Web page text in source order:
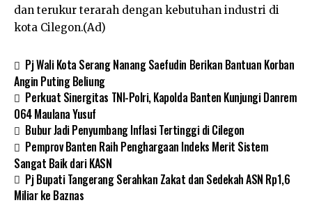
dan terukur terarah dengan kebutuhan industri di
kota Cilegon.(Ad)
Pj Wali Kota Serang Nanang Saefudin Berikan Bantuan Korban
Angin Puting Beliung
Perkuat Sinergitas TNI-Polri, Kapolda Banten Kunjungi Danrem
064 Maulana Yusuf
Bubur Jadi Penyumbang Inflasi Tertinggi di Cilegon
Pemprov Banten Raih Penghargaan Indeks Merit Sistem
Sangat Baik dari KASN
Pj Bupati Tangerang Serahkan Zakat dan Sedekah ASN Rp1,6
Miliar ke Baznas